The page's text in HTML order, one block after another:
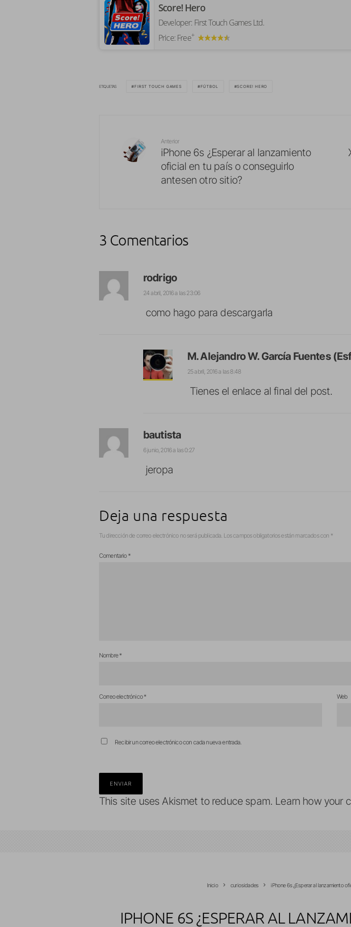
‎Score! Hero
Developer: First Touch Games Ltd.
Price:Free+
ETIQUETAS FIRST TOUCH GAMES FÚTBOL SCORE! HERO
Anterior
iPhone 6s ¿Esperar al lanzamiento
oficial en tu país o conseguirlo
antesen otro sitio?
3 Comentarios
rodrigo
24 abril, 2016 a las 23:06
como hago para descargarla
M. Alejandro W. García Fuentes
25 abril, 2016 a las 8:48
Tienes el enlace al final del post.
bautista
6 junio, 2016 a las 0:27
jeropa
Deja una respuesta
Tu dirección de correo electrónico no será publicada. Los campos obligatorios están marcados con *
Comentario *
Nombre*
Correo electrónico* Web
Recibir un correo electrónico con cada nueva entrada.
This site uses Akismet to reduce spam. Learn how your
Inicio curiosidades iPhone 6s ¿Esperar al lanzamiento
IPHONE 6S ¿ESPERAR AL